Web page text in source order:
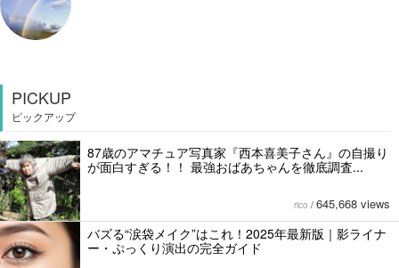
PICKUP
ピックアップ
87歳のアマチュア写真家『西本喜美子さん』の自撮り
が面白すぎる！！ 最強おばあちゃんを徹底調査...
rico / 645,668 views
バズる“涙袋メイク”はこれ！2025年最新版｜影ライナ
ー・ぷっくり演出の完全ガイド